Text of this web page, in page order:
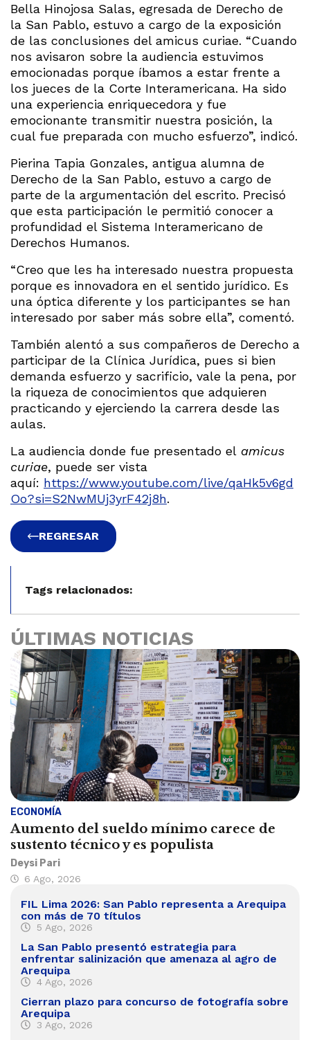
Bella Hinojosa Salas, egresada de Derecho de
la San Pablo, estuvo a cargo de la exposición
de las conclusiones del amicus curiae. “Cuando
nos avisaron sobre la audiencia estuvimos
emocionadas porque íbamos a estar frente a
los jueces de la Corte Interamericana. Ha sido
una experiencia enriquecedora y fue
emocionante transmitir nuestra posición, la
cual fue preparada con mucho esfuerzo”, indicó.
Pierina Tapia Gonzales, antigua alumna de
Derecho de la San Pablo, estuvo a cargo de
parte de la argumentación del escrito. Precisó
que esta participación le permitió conocer a
profundidad el Sistema Interamericano de
Derechos Humanos.
“Creo que les ha interesado nuestra propuesta
porque es innovadora en el sentido jurídico. Es
una óptica diferente y los participantes se han
interesado por saber más sobre ella”, comentó.
También alentó a sus compañeros de Derecho a
participar de la Clínica Jurídica, pues si bien
demanda esfuerzo y sacrificio, vale la pena, por
la riqueza de conocimientos que adquieren
practicando y ejerciendo la carrera desde las
aulas.
La audiencia donde fue presentado el amicus
curiae, puede ser vista
aquí: https://www.youtube.com/live/qaHk5v6gd
Oo?si=S2NwMUj3yrF42j8h.
REGRESAR
Tags relacionados:
ÚLTIMAS NOTICIAS
ECONOMÍA
Aumento del sueldo mínimo carece de
sustento técnico y es populista
Deysi Pari
6 Ago, 2026
FIL Lima 2026: San Pablo representa a Arequipa
con más de 70 títulos
5 Ago, 2026
La San Pablo presentó estrategia para
enfrentar salinización que amenaza al agro de
Arequipa
4 Ago, 2026
Cierran plazo para concurso de fotografía sobre
Arequipa
3 Ago, 2026